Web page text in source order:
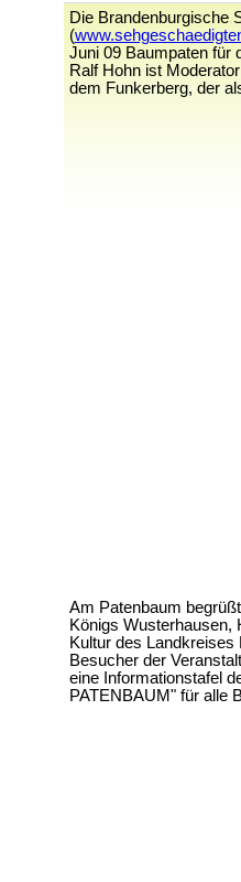
Die Brandenburgische
(
Juni 09 Baumpaten für
Ralf Hohn ist
dem Funkerberg, der
Am Patenbaum
Königs Wusterhausen,
Kultur des
Besucher der
eine Informationstafel
PATENBAUM" für alle